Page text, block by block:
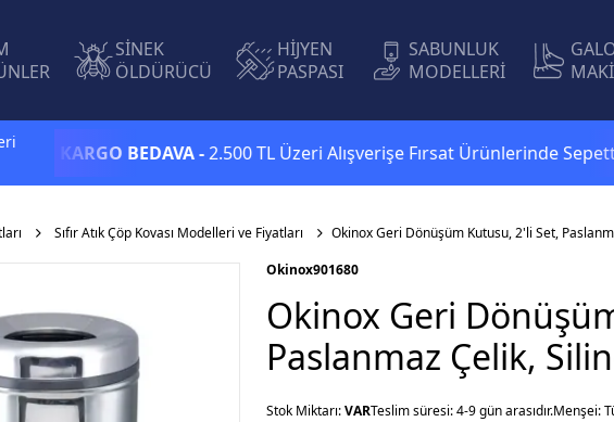
SİNEK
ÖLDÜRÜCÜ
HİJYEN
PASPASI
SABUNLUK
MODELLERİ
KARGO BEDAVA -2.500 TL Üzeri Alışverişe Fırsat Ürünlerinde Sepette
Sıfır Atık Çöp Kovası Modelleri ve Fiyatları Okinox Geri Dönüşüm Kutusu, 2'li Set,
Okinox901680
Okinox Geri
Paslanmaz Çelik,
Stok Miktarı:VARTeslim süresi: 4-9 gün arasıdır.Menşei: